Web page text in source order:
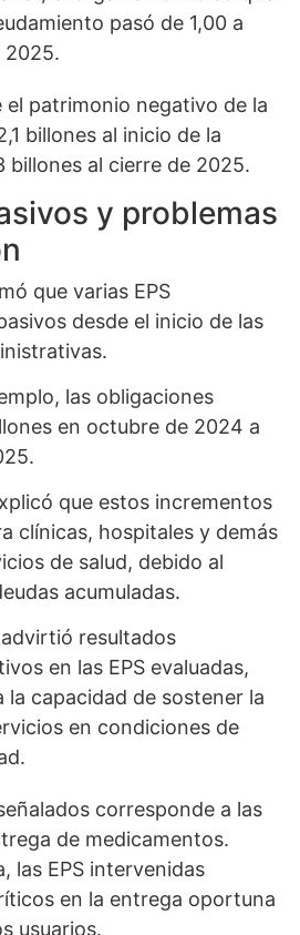
pasó de 1,00 a
2025.
el patrimonio negativo de la
billones al inicio de la
al cierre de 2025.
y problemas
que varias EPS
desde el inicio de las
las obligaciones
en octubre de 2024 a
que estos incrementos
clínicas, hospitales y demás
de salud, debido al
acumuladas.
resultados
en las EPS evaluadas,
la capacidad de sostener la
en condiciones de
corresponde a las
de medicamentos.
las EPS intervenidas
en la entrega oportuna
usuarios.